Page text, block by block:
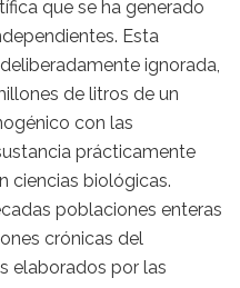
que se ha generado
Esta
ignorada,
de litros de un
con las
prácticamente
ciencias biológicas.
poblaciones enteras
crónicas del
elaborados por las